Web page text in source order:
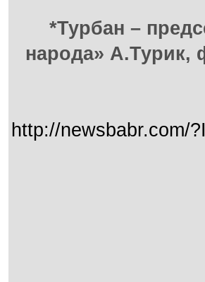
*Турбан –
народа» А.Турик,
http://newsbabr.com/